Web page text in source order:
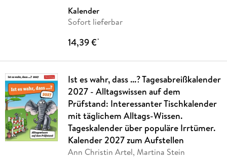
Kalender
Sofort lieferbar
14,39 €*
Ist es wahr, dass ...? Tagesabreißkalender
2027 - Alltagswissen auf dem
Prüfstand: Interessanter Tischkalender
mit täglichem Alltags-Wissen.
Tageskalender über populäre Irrtümer.
Kalender 2027 zum Aufstellen
Ann Christin Artel, Martina Stein